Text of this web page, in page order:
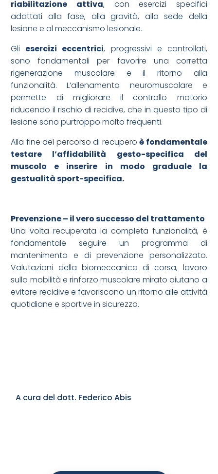
riabilitazione attiva, con esercizi specifici
adattati alla fase, alla gravità, alla sede della
lesione e al meccanismo lesionale.
Gli esercizi eccentrici, progressivi e controllati,
sono fondamentali per favorire una corretta
rigenerazione muscolare e il ritorno alla
funzionalità. L’allenamento neuromuscolare e
permette di migliorare il controllo motorio
riducendo il rischio di recidive, che in questo tipo di
lesione sono purtroppo molto frequenti.
Alla fine del percorso di recuperoè fondamentale
testare l’affidabilità gesto-specifica del
muscolo e inserire in modo graduale la
gestualità sport-specifica.
Prevenzione – il vero successo del trattamento
Una volta recuperata la completa funzionalità, è
fondamentale seguire un programma di
mantenimento e di prevenzione personalizzato.
Valutazioni della biomeccanica di corsa, lavoro
sulla mobilità e rinforzo muscolare mirato aiutano a
evitare recidive e favoriscono un ritorno alle attività
quotidiane e sportive in sicurezza.
A cura del dott. Federico Abis